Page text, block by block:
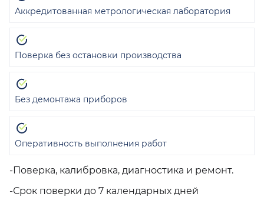
-Поверка, калибровка, диагностика и ремонт.
-Срок поверки до 7 календарных дней
Аккредитованная метрологическая лаборатория
Поверка без остановки производства
Без демонтажа приборов
Оперативность выполнения работ